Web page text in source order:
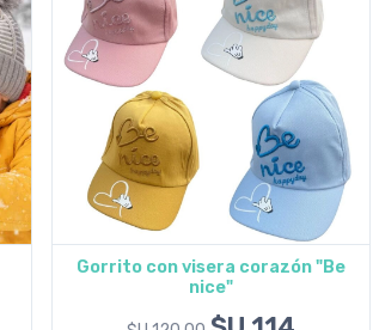
Agregar al carrito
Gorrito con visera corazón "Be
nice"